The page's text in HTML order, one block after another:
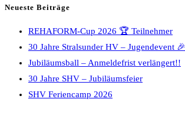
Neueste Beiträge
REHAFORM-Cup 2026 🏆 Teilnehmer
30 Jahre Stralsunder HV – Jugendevent 🎉
Jubiläumsball – Anmeldefrist verlängert!!
30 Jahre SHV – Jubiläumsfeier
SHV Feriencamp 2026